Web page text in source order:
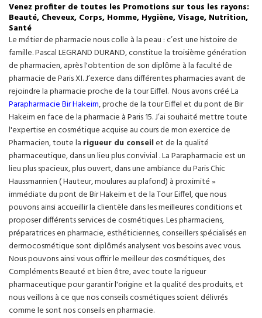
Venez profiter de toutes les Promotions sur tous les rayons:
Beauté, Cheveux, Corps, Homme, Hygiène, Visage, Nutrition,
Santé
Le métier de pharmacie nous colle à la peau : c’est une histoire de
famille. Pascal LEGRAND DURAND, constitue la troisième génération
de pharmacien, après l'obtention de son diplôme à la faculté de
pharmacie de Paris XI. J’exerce dans différentes pharmacies avant de
rejoindre la pharmacie proche de la tour Eiffel. Nous avons créé La
Parapharmacie Bir Hakeim, proche de la tourEiffelet du pont de Bir
Hakeim en face de la pharmacie à Paris 15. J’ai souhaité mettre toute
l'expertise en cosmétique acquise au cours de mon exercice de
Pharmacien, toute la rigueur du conseilet de la qualité
pharmaceutique, dans un lieu plus convivial . La Parapharmacie est un
lieu plus spacieux, plus ouvert, dans une ambiance du Paris Chic
Haussmannien ( Hauteur, moulures au plafond) à proximité »
immédiate du pont de Bir Hakeim et de la Tour Eiffel, que nous
pouvons ainsi accueillir la clientèle dans les meilleures conditions et
proposer différents services de cosmétiques. Les pharmaciens,
préparatrices en pharmacie, esthéticiennes, conseillers spécialisés en
dermocosmétique sont diplômés analysent vos besoins avec vous.
Nous pouvons ainsi vous offrir le meilleur des cosmétiques, des
Compléments Beauté et bien être, avec toute la rigueur
pharmaceutique pour garantir l'origine et la qualité des produits, et
nous veillons à ce que nos conseils cosmétiques soient délivrés
comme le sont nos conseils en pharmacie.